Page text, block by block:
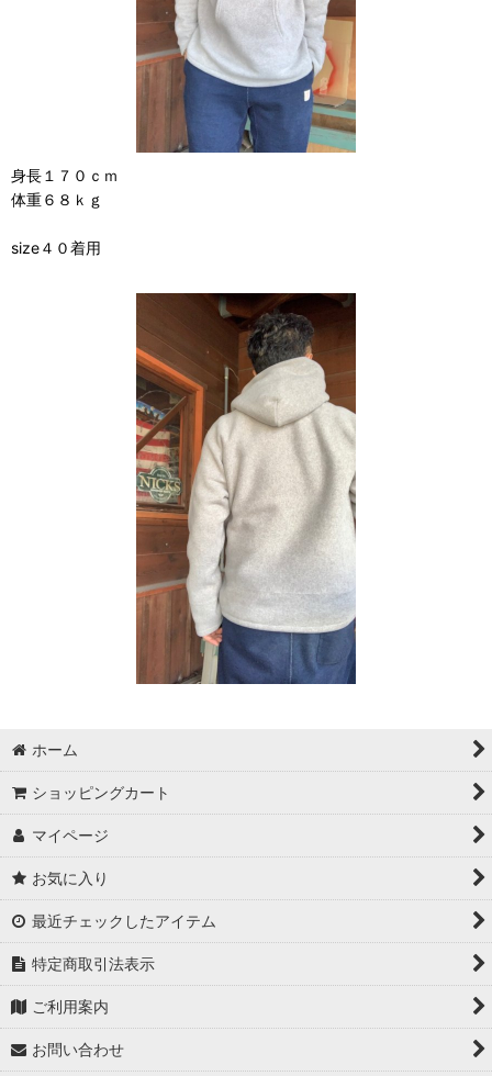
身長１７０ｃｍ
体重６８ｋｇ
size４０着用
ホーム
ショッピングカート
マイページ
お気に入り
最近チェックしたアイテム
特定商取引法表示
ご利用案内
お問い合わせ